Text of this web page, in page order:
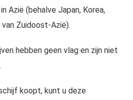
Azië (behalve Japan, Korea,
Zuidoost-Azië).
hebben geen vlag en zijn niet
koopt, kunt u deze